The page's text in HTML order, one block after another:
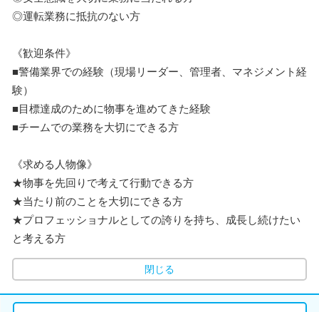
◎運転業務に抵抗のない方
《歓迎条件》
■警備業界での経験（現場リーダー、管理者、マネジメント経
験）
■目標達成のために物事を進めてきた経験
■チームでの業務を大切にできる方
《求める人物像》
★物事を先回りで考えて行動できる方
★当たり前のことを大切にできる方
★プロフェッショナルとしての誇りを持ち、成長し続けたい
と考える方
閉じる